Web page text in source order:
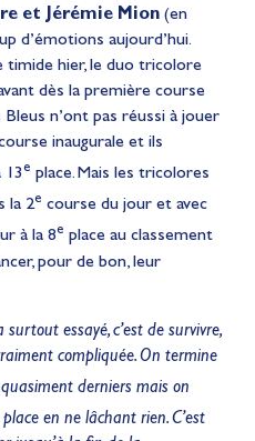
et Jérémie Mion (en
d’émotions aujourd’hui.
hier, le duo tricolore
dès la première course
n’ont pas réussi à jouer
inaugurale et ils
13e place. Mais les tricolores
la 2e course du jour et avec
à la 8e place au classement
pour de bon, leur
surtout essayé, c’est de survivre,
compliquée. On termine
derniers mais on
place en ne lâchant rien. C’est